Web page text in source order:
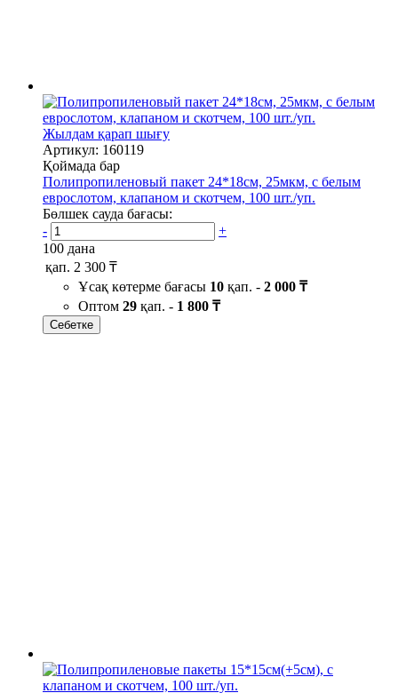
Жылдам қарап шығу
Артикул: 160119
Қоймада бар
Полипропиленовый пакет 24*18см, 25мкм, с белым
еврослотом, клапаном и скотчем, 100 шт./уп.
Бөлшек сауда бағасы:
-
+
100 дана
қап. 2 300 ₸
Ұсақ көтерме бағасы 10 қап. - 2 000 ₸
Оптом 29 қап. - 1 800 ₸
Себетке